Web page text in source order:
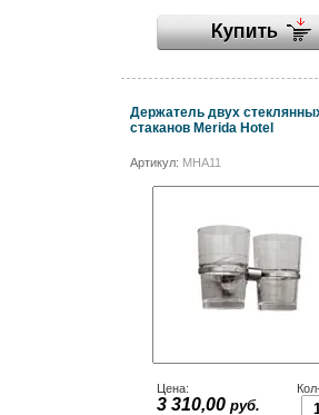
Держатель двух
стаканов Merida Hotel
Артикул: MHA11
Цена:
3 310,00 руб.